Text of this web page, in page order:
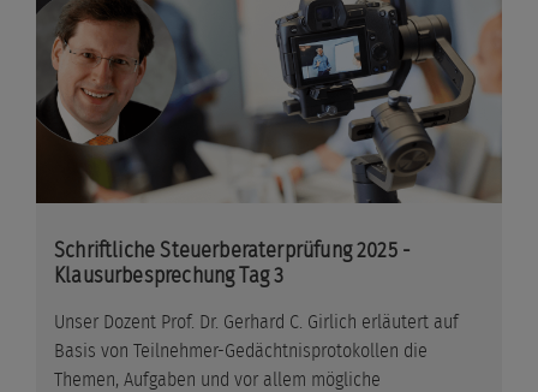
Schriftliche Steuerberaterprüfung 2025 -
Klausurbesprechung Tag 3
Unser Dozent Prof. Dr. Gerhard C. Girlich erläutert auf
Basis von Teilnehmer-Gedächtnisprotokollen die
Themen, Aufgaben und vor allem mögliche